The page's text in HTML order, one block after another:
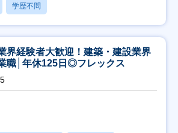
学歴不問
界経験者大歓迎！建築・建設業界
職│年休125日◎フレックス